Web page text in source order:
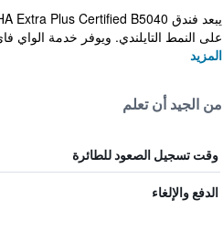
على النمط التايلندي. ويوفر خدمة الواي
المزيد
من الجيد أن تعلم
وقت تسجيل الصعود للطائرة
الدفع والإلغاء